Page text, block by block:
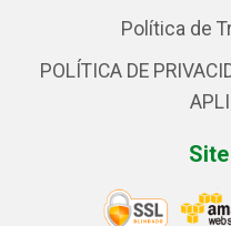
Política de
POLÍTICA DE